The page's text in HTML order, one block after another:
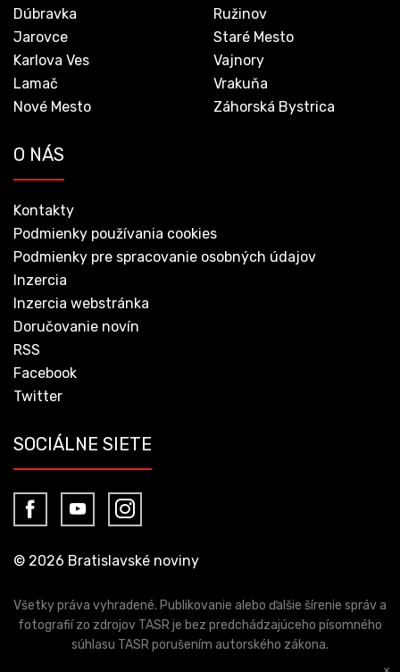
Dúbravka
Jarovce
Karlova Ves
Lamač
Nové Mesto
Ružinov
Staré Mesto
Vajnory
Vrakuňa
Záhorská Bystrica
O NÁS
Kontakty
Podmienky používania cookies
Podmienky pre spracovanie osobných údajov
Inzercia
Inzercia webstránka
Doručovanie novín
RSS
Facebook
Twitter
SOCIÁLNE SIETE
© 2026 Bratislavské noviny
Všetky práva vyhradené. Publikovanie alebo ďalšie šírenie správ a
fotografií zo zdrojov TASR je bez predchádzajúceho písomného
súhlasu TASR porušením autorského zákona.